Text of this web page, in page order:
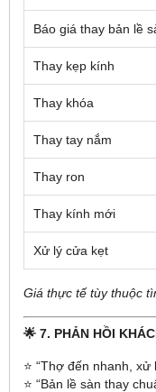
Báo giá thay bản lề
Thay kẹp kính
Thay khóa
Thay tay nắm
Thay ron
Thay kính mới
Xử lý cửa kẹt
Giá thực tế tùy thuộc
🌟 7. PHẢN HỒI
⭐ “Thợ đến nhanh,
⭐ “Bản lề sàn thay